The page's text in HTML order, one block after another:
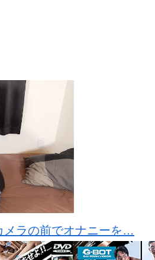
メラの前でオナニーを…